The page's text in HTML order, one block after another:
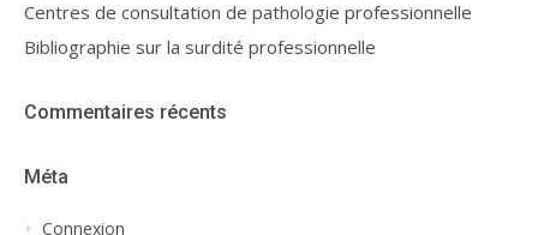
Centres de consultation de pathologie professionnelle
Bibliographie sur la surdité professionnelle
Commentaires récents
Méta
Connexion